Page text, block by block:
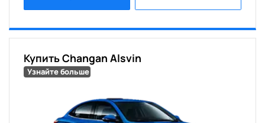
Купить Changan Alsvin
Узнайте больше